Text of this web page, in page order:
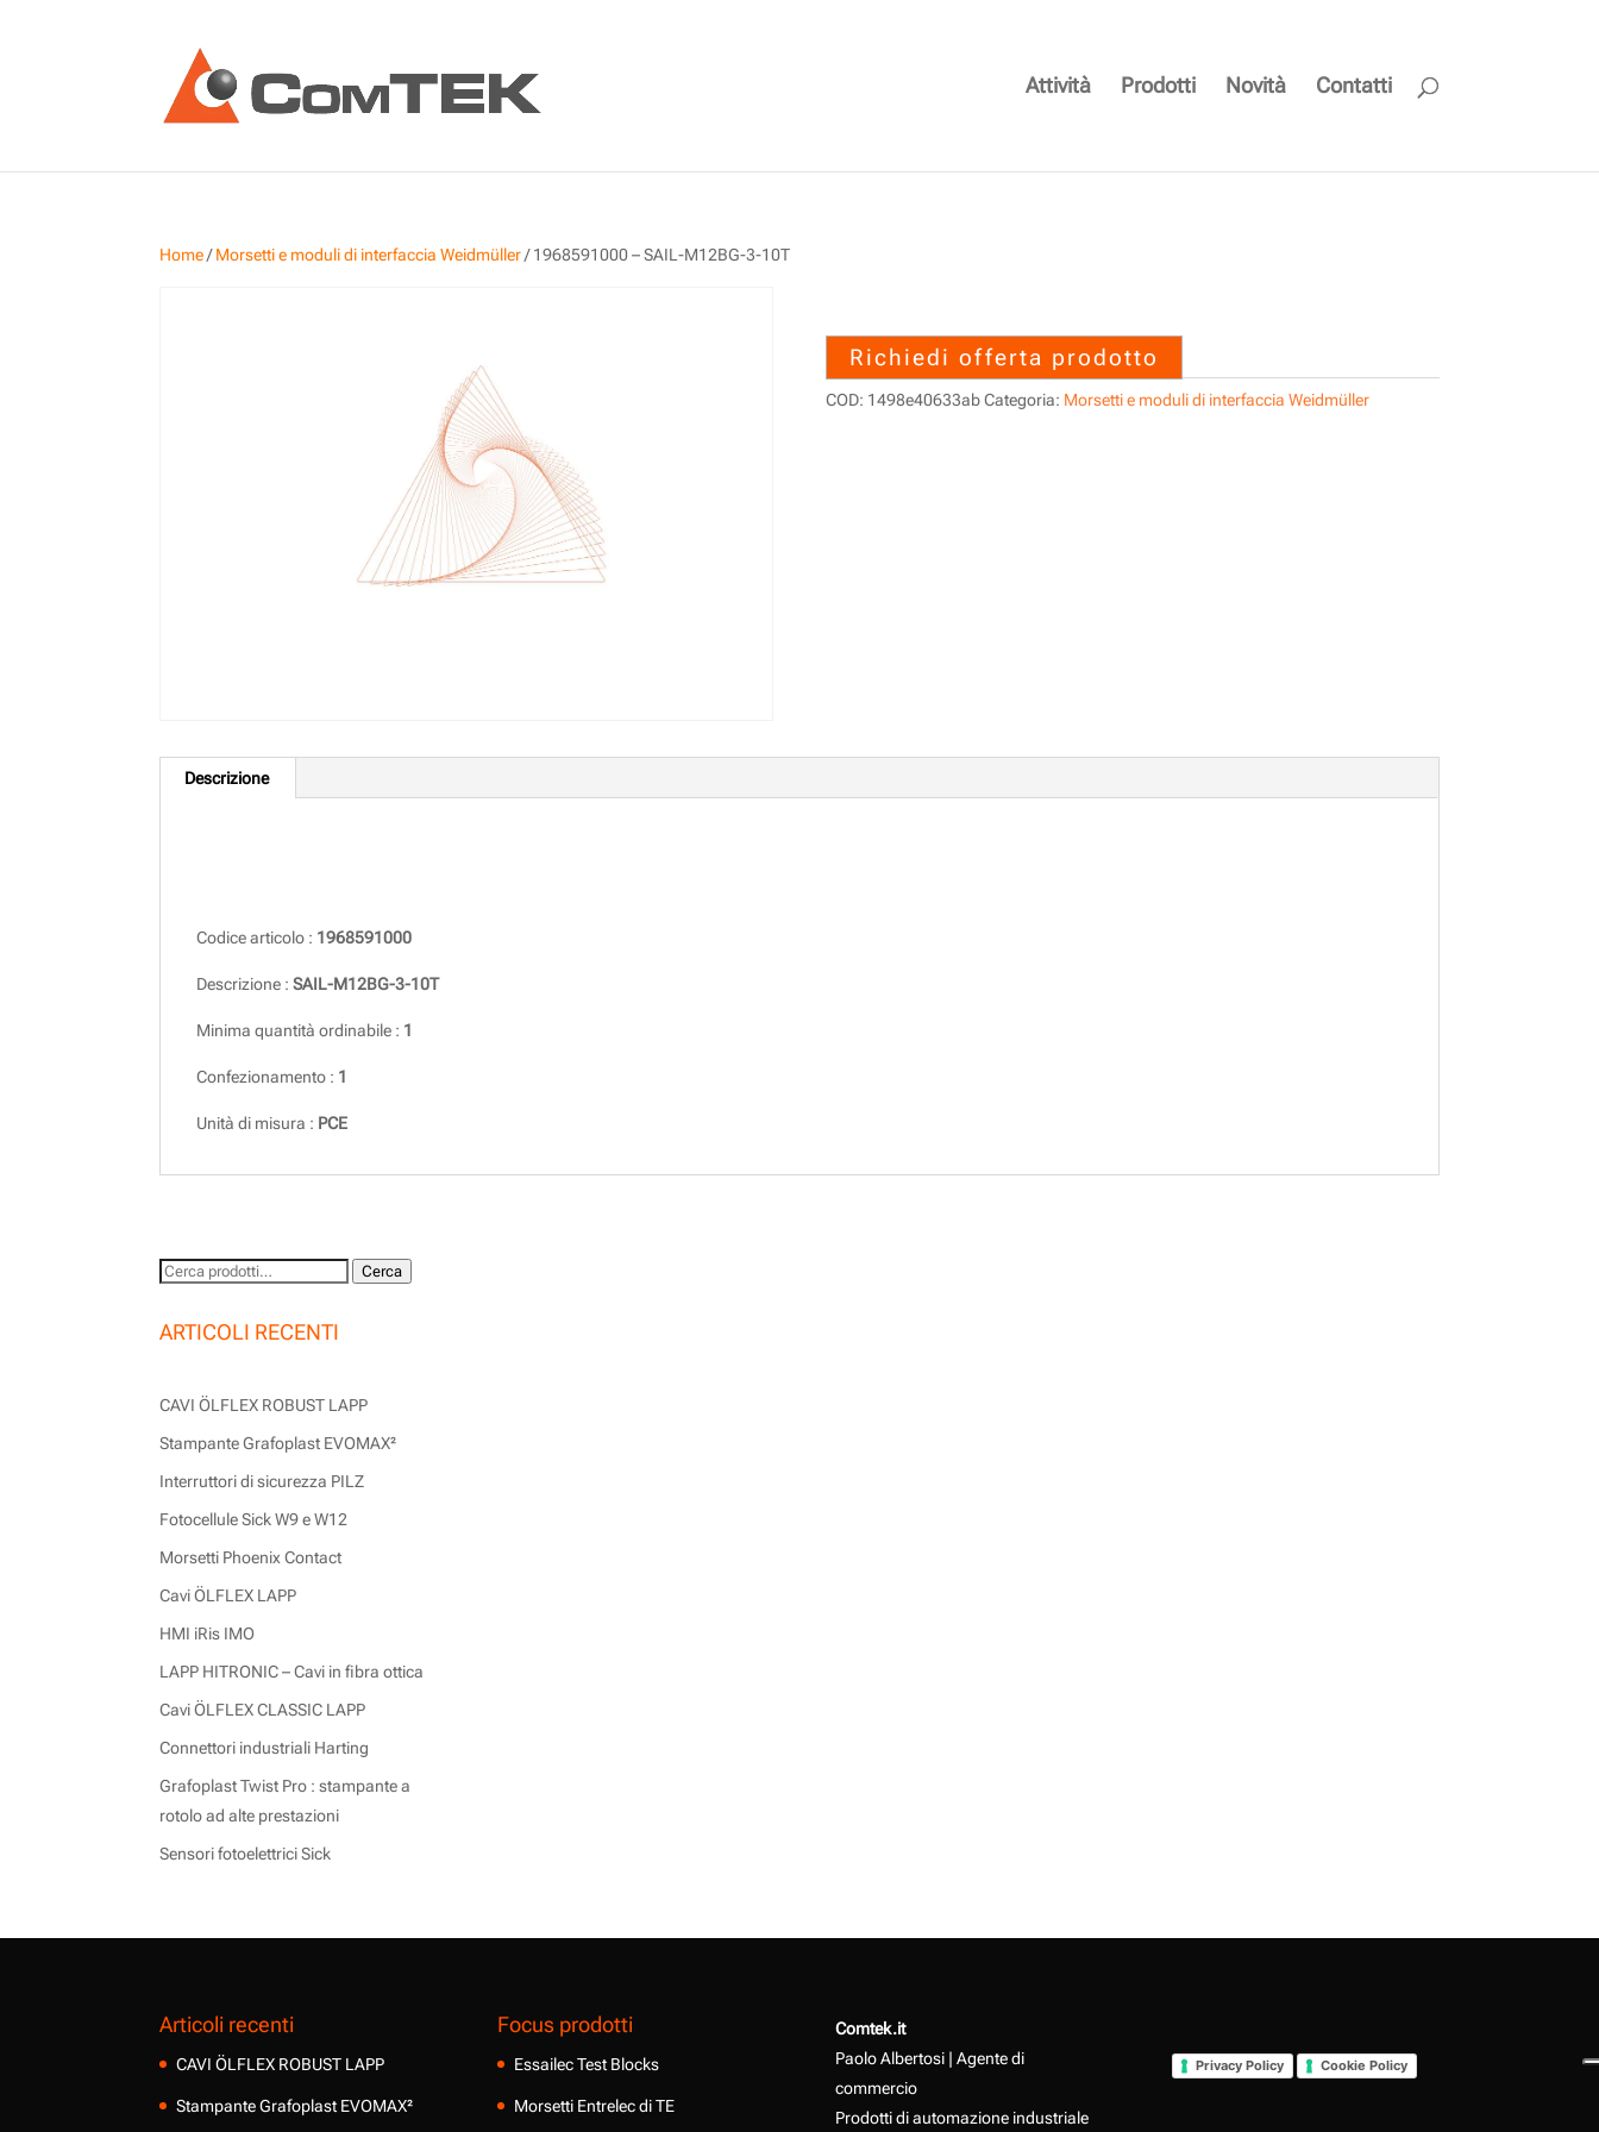
Attività Prodotti Novità Contatti
Home/Morsetti e moduli di interfaccia Weidmüller/ 1968591000 – SAIL-M12BG-3-10T
Richiedi offerta prodotto
COD: 1498e40633ab Categoria: Morsetti e moduli di interfaccia Weidmüller
Descrizione
Codice articolo : 1968591000
Descrizione :SAIL-M12BG-3-10T
Minima quantità ordinabile : 1
Confezionamento : 1
Unità di misura : PCE
Cerca: Cerca
ARTICOLI RECENTI
CAVI ÖLFLEX ROBUST LAPP
Stampante Grafoplast EVOMAX²
Interruttori di sicurezza PILZ
Fotocellule Sick W9 e W12
Morsetti Phoenix Contact
Cavi ÖLFLEX LAPP
HMI iRis IMO
LAPP HITRONIC – Cavi in fibra ottica
Cavi ÖLFLEX CLASSIC LAPP
Connettori industriali Harting
Grafoplast Twist Pro : stampante a
rotolo ad alte prestazioni
Sensori fotoelettrici Sick
Articoli recenti
CAVI ÖLFLEX ROBUST LAPP
Stampante Grafoplast EVOMAX²
Focus prodotti
Essailec Test Blocks
Morsetti Entrelec di TE
Comtek.it
Paolo Albertosi | Agente di
commercio
Prodotti di automazione industriale
Privacy Policy Cookie Policy